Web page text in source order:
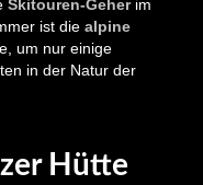
Skitouren-Geherim
ist die alpine
um nur einige
in der Natur der
Hütte